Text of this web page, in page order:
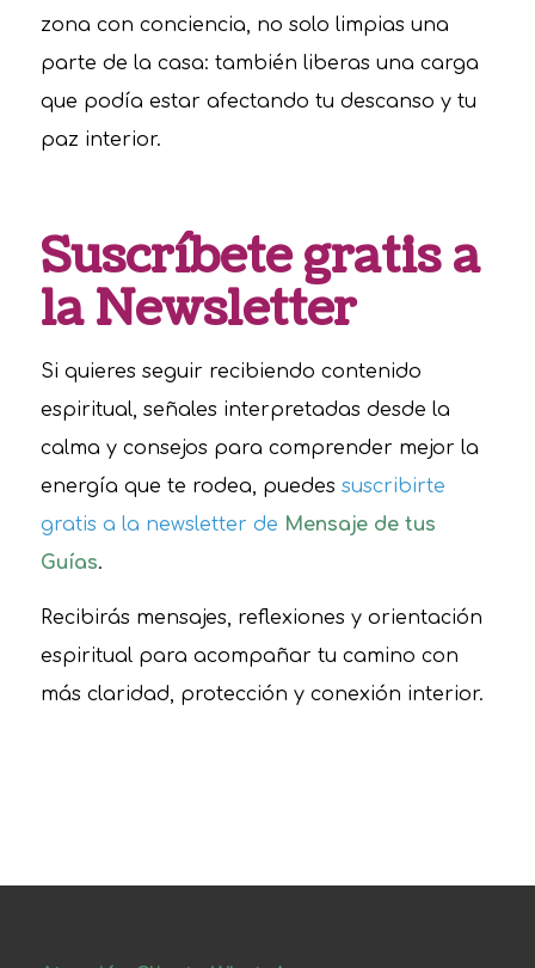
zona con conciencia, no solo limpias una
parte de la casa: también liberas una carga
que podía estar afectando tu descanso y tu
paz interior.
Suscríbete gratis a
la Newsletter
Si quieres seguir recibiendo contenido
espiritual, señales interpretadas desde la
calma y consejos para comprender mejor la
energía que te rodea, puedes suscribirte
gratis a la newsletter de Mensaje de tus
Guías.
Recibirás mensajes, reflexiones y orientación
espiritual para acompañar tu camino con
más claridad, protección y conexión interior.